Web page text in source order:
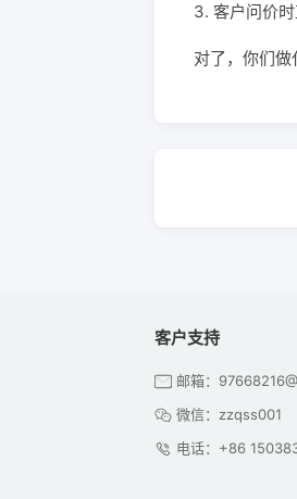
3. 客户问价
对了，你们做
客户支持
邮箱：
微信：zzqss001
电话：+86